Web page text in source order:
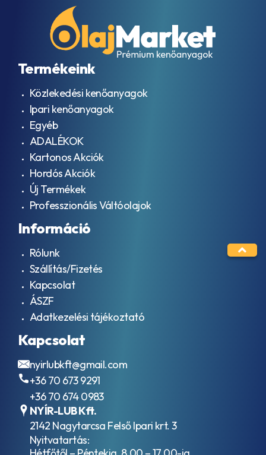
Termékeink
Közlekedési kenőanyagok
Ipari kenőanyagok
Egyéb
ADALÉKOK
Kartonos Akciók
Hordós Akciók
Új Termékek
Professzionális Váltóolajok
Információ
Rólunk
Szállítás/Fizetés
Kapcsolat
ÁSZF
Adatkezelési tájékoztató
Kapcsolat
nyirlubkft@gmail.com
+36 70 673 9291
+36 70 674 0983
NYÍR-LUB Kft.
2142 Nagytarcsa Felső Ipari krt. 3
Nyitvatartás: